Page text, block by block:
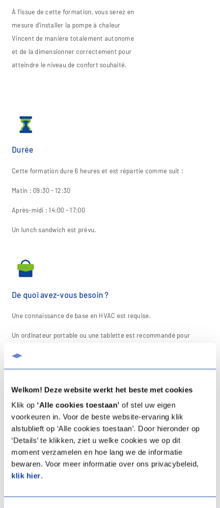
Welkom! Deze website werkt het beste met cookies
Klik op ‘Alle cookies toestaan’ of stel uw eigen
voorkeuren in. Voor de beste website-ervaring klik
alstublieft op ‘Alle cookies toestaan’. Door hieronder op
‘Details’ te klikken, ziet u welke cookies we op dit
moment verzamelen en hoe lang we de informatie
bewaren. Voor meer informatie over ons privacybeleid,
klik hier.
À l’issue de cette formation, vous serez en
mesure d’installer la pompe à chaleur
Vincent de manière totalement autonome
et de la dimensionner correctement pour
atteindre le niveau de confort souhaité.
Durée
Cette formation dure 6 heures et est répartie comme suit :
Matin : 09:30 - 12:30
Après-midi : 14:00 - 17:00
Un lunch sandwich est prévu.
De quoi avez-vous besoin ?
Une connaissance de base en HVAC est requise.
Un ordinateur portable ou une tablette est recommandé pour
Lieu
Cette formation se déroule dans le
Daalderop Belgique
(Zellik).
Questions